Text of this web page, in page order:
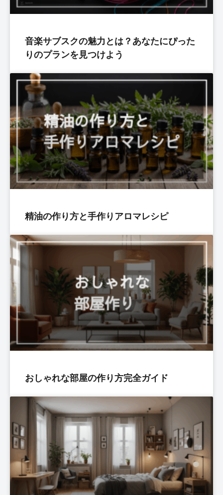
音楽サブスクの魅力とは？あなたにぴった
りのプランを見つけよう
精油の作り方と手作りアロマレシピ
おしゃれな部屋の作り方完全ガイド